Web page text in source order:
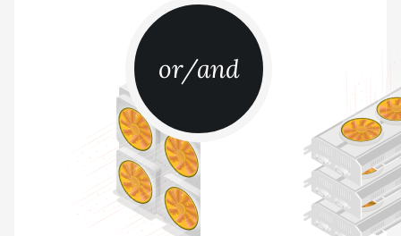
BITMAIN AntMiner S21e XP Hyd
BITMAIN AntMiner S21e XP Hyd
3U (860Th)
BITMAIN AntMiner S21j XP Hyd
(495Th/s)
BITMAIN AntMiner S9
BITMAIN AntMiner S9 SE
or/and